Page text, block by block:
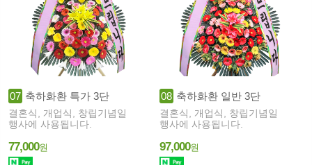
07 축하화환 특가 3단
결혼식, 개업식, 창립기념일
행사에 사용됩니다.
77,000원
08 축하화환 일반 3단
결혼식, 개업식, 창립기념일
행사에 사용됩니다.
97,000원